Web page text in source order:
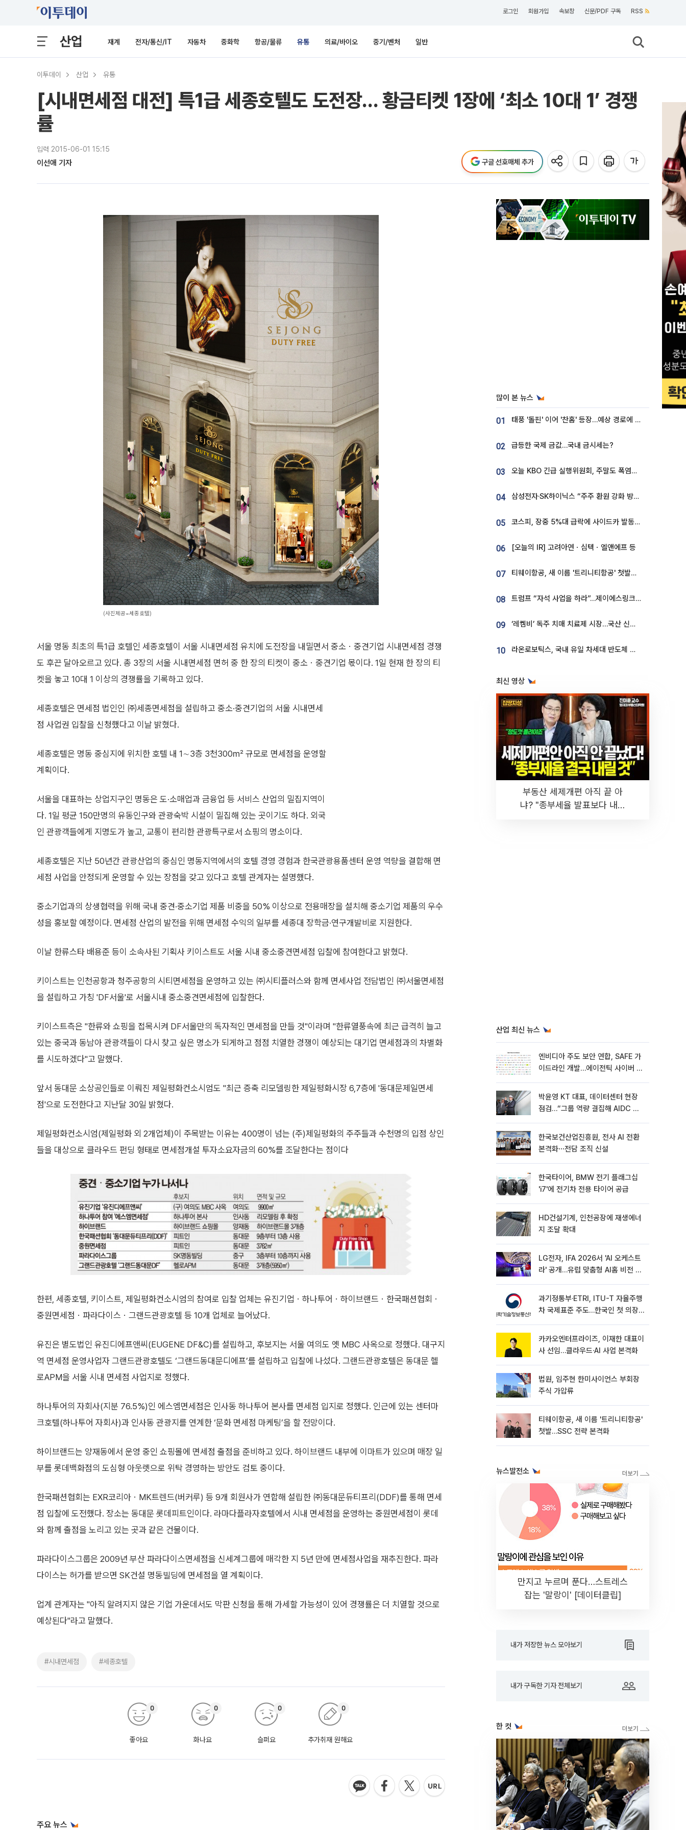
로그인 회원가입 속보창 신문/PDF 구독 RSS
산업 재계 전자/통신/IT 자동차 중화학 항공/물류 유통 의료/바이오 중기/벤처 일반
이투데이 산업 유통
[시내면세점 대전] 특1급 세종호텔도 도전장… 황금티켓 1장에 ‘최소 10대 1’ 경쟁
률
입력 2015-06-01 15:15
이선애 기자 구글 선호매체 추가
(사진제공=세종호텔)
서울 명동 최초의 특1급 호텔인 세종호텔이 서울 시내면세점 유치에 도전장을 내밀면서 중소ㆍ중견기업 시내면세점 경쟁
도 후끈 달아오르고 있다. 총 3장의 서울 시내면세점 면허 중 한 장의 티켓이 중소ㆍ중견기업 몫이다. 1일 현재 한 장의 티
켓을 놓고 10대 1 이상의 경쟁률을 기록하고 있다.
세종호텔은 면세점 법인인 ㈜세종면세점을 설립하고 중소·중견기업의 서울 시내면세
점 사업권 입찰을 신청했다고 이날 밝혔다.
세종호텔은 명동 중심지에 위치한 호텔 내 1∼3층 3천300㎡ 규모로 면세점을 운영할
계획이다.
서울을 대표하는 상업지구인 명동은 도·소매업과 금융업 등 서비스 산업의 밀집지역이
다. 1일 평균 150만명의 유동인구와 관광숙박 시설이 밀집해 있는 곳이기도 하다. 외국
인 관광객들에게 지명도가 높고, 교통이 편리한 관광특구로서 쇼핑의 명소이다.
세종호텔은 지난 50년간 관광산업의 중심인 명동지역에서의 호텔 경영 경험과 한국관광용품센터 운영 역량을 결합해 면
세점 사업을 안정되게 운영할 수 있는 장점을 갖고 있다고 호텔 관계자는 설명했다.
중소기업과의 상생협력을 위해 국내 중견·중소기업 제품 비중을 50% 이상으로 전용매장을 설치해 중소기업 제품의 우수
성을 홍보할 예정이다. 면세점 산업의 발전을 위해 면세점 수익의 일부를 세종대 장학금·연구개발비로 지원한다.
이날 한류스타 배용준 등이 소속사된 기획사 키이스트도 서울 시내 중소중견면세점 입찰에 참여한다고 밝혔다.
키이스트는 인천공항과 청주공항의 시티면세점을 운영하고 있는 ㈜시티플러스와 함께 면세사업 전담법인 ㈜서울면세점
을 설립하고 가칭 'DF서울'로 서울시내 중소중견면세점에 입찰한다.
키이스트측은 "한류와 쇼핑을 접목시켜 DF서울만의 독자적인 면세점을 만들 것"이라며 "한류열풍속에 최근 급격히 늘고
있는 중국과 동남아 관광객들이 다시 찾고 싶은 명소가 되게하고 점점 치열한 경쟁이 예상되는 대기업 면세점과의 차별화
를 시도하겠다"고 말했다.
앞서 동대문 소상공인들로 이뤄진 제일평화컨소시엄도 "최근 증축 리모델링한 제일평화시장 6,7층에 '동대문제일면세
점'으로 도전한다고 지난달 30일 밝혔다.
제일평화컨소시엄(제일평화 외 2개업체)이 주목받는 이유는 400명이 넘는 (주)제일평화의 주주들과 수천명의 입점 상인
들을 대상으로 클라우드 펀딩 형태로 면세점개설 투자소요자금의 60%를 조달한다는 점이다
한편, 세종호텔, 키이스트, 제일평화컨소시엄의 참여로 입찰 업체는 유진기업ㆍ하나투어ㆍ하이브랜드ㆍ한국패션협회ㆍ
중원면세점ㆍ파라다이스ㆍ그랜드관광호텔 등 10개 업체로 늘어났다.
유진은 별도법인 유진디에프앤씨(EUGENE DF&C)를 설립하고, 후보지는 서울 여의도 옛 MBC 사옥으로 정했다. 대구지
역 면세점 운영사업자 그랜드관광호텔도 ‘그랜드동대문디에프’를 설립하고 입찰에 나섰다. 그랜드관광호텔은 동대문 헬
로APM을 서울 시내 면세점 사업지로 정했다.
하나투어의 자회사(지분 76.5%)인 에스엠면세점은 인사동 하나투어 본사를 면세점 입지로 정했다. 인근에 있는 센터마
크호텔(하나투어 자회사)과 인사동 관광지를 연계한 ‘문화 면세점 마케팅’을 할 전망이다.
하이브랜드는 양재동에서 운영 중인 쇼핑몰에 면세점 출점을 준비하고 있다. 하이브랜드 내부에 이마트가 있으며 매장 일
부를 롯데백화점의 도심형 아웃렛으로 위탁 경영하는 방안도 검토 중이다.
한국패션협회는 EXR코리아ㆍMK트렌드(버커루) 등 9개 회원사가 연합해 설립한 ㈜동대문듀티프리(DDF)를 통해 면세
점 입찰에 도전했다. 장소는 동대문 롯데피트인이다. 라마다플라자호텔에서 시내 면세점을 운영하는 중원면세점이 롯데
와 함께 출점을 노리고 있는 곳과 같은 건물이다.
파라다이스그룹은 2009년 부산 파라다이스면세점을 신세계그룹에 매각한 지 5년 만에 면세점사업을 재추진한다. 파라
다이스는 허가를 받으면 SK건설 명동빌딩에 면세점을 열 계획이다.
업계 관계자는 "아직 알려지지 않은 기업 가운데서도 막판 신청을 통해 가세할 가능성이 있어 경쟁률은 더 치열할 것으로
예상된다"라고 말했다.
#시내면세점 #세종호텔
좋아요
0
화나요
0
슬퍼요
0
추가취재 원해요
0
주요 뉴스
많이 본 뉴스
01 태풍 '돌핀' 이어 '찬홈' 등장…예상 경로에 한국 '한숨'
02 급등한 국제 금값…국내 금시세는?
03 오늘 KBO 긴급 실행위원회, 주말도 폭염취소 될까
04 삼성전자·SK하이닉스 “주주 환원 강화 방안 마련”
05 코스피, 장중 5%대 급락에 사이드카 발동…삼성·SK 동반 폭락
06 [오늘의 IR] 고려아연ㆍ심텍ㆍ엘앤에프 등
07 티웨이항공, 새 이름 '트리니티항공' 첫발…SSC 전략 본격화
08 트럼프 “자석 사업을 하라”…제이에스링크, 비중국 영구자석 공급망 구축 속도
09 ‘레켐비’ 독주 치매 치료제 시장…국산 신약 등장하나
10 라온로보틱스, 국내 유일 차세대 반도체 공정 로봇 개발 ‘고객사 테스트 진행’
최신 영상
부동산 세제개편 아직 끝 아
냐? "종부세율 발표보다 내릴
산업 최신 뉴스
엔비디아 주도 보안 연합, SAFE 가
이드라인 개발…에이전틱 사이버 보
박윤영 KT 대표, 데이터센터 현장
점검…“그룹 역량 결집해 AIDC 경
한국보건산업진흥원, 전사 AI 전환
본격화⋯전담 조직 신설
한국타이어, BMW 전기 플래그십
'i7'에 전기차 전용 타이어 공급
HD건설기계, 인천공장에 재생에너
지 조달 확대
LG전자, IFA 2026서 'AI 오케스트
라' 공개…유럽 맞춤형 AI홈 비전 제
과기정통부·ETRI, ITU-T 자율주행
차 국제표준 주도…한국인 첫 의장
카카오엔터프라이즈, 이재한 대표이
사 선임…클라우드·AI 사업 본격화
법원, 임주현 한미사이언스 부회장
주식 가압류
티웨이항공, 새 이름 '트리니티항공'
첫발…SSC 전략 본격화
뉴스발전소
만지고 누르며 푼다…스트레스
잡는 '말랑이' [데이터클립]
내가 저장한 뉴스 모아보기
내가 구독한 기자 전체보기
한 컷